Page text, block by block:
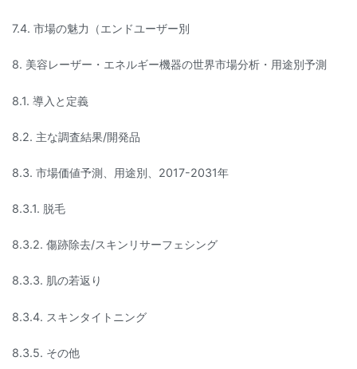
7.4. 市場の魅力（エンドユーザー別
8. 美容レーザー・エネルギー機器の世界市場分析・用途別予測
8.1. 導入と定義
8.2. 主な調査結果/開発品
8.3. 市場価値予測、用途別、2017-2031年
8.3.1. 脱毛
8.3.2. 傷跡除去/スキンリサーフェシング
8.3.3. 肌の若返り
8.3.4. スキンタイトニング
8.3.5. その他